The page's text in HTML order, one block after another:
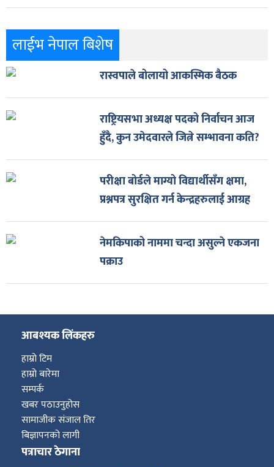
लाईभ नेपाल बिशेष
रास्वपाले बोलायो आकस्मिक बैठक
राष्ट्रियसभा अध्यक्ष पदको निर्वाचन आज
हुँदै, कुन उमेदवारले जित्ने सम्भावना कति?
परीक्षा बोर्डले माग्यो विद्यार्थीसँग क्षमा,
प्रश्नपत्र सुरक्षित गर्न केन्द्रहरुलाई आग्रह
नेमकिपाको नाममा चन्दा असुल्ने एकजना
पक्राउ
आबश्यक लिंकहरु
हाम्रो टिम
हाम्रो बारेमा
सम्पर्क
खबर पठाउनुहोस
सामाजीक संजाल तिर
बिज्ञापनको लागी
पत्राचार ठेगाना